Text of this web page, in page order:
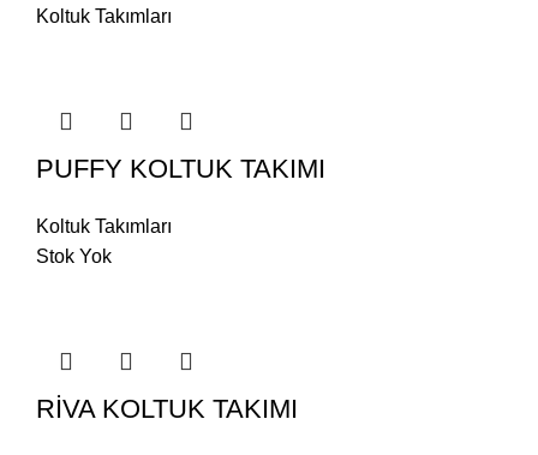
Koltuk Takımları
PUFFY KOLTUK TAKIMI
Koltuk Takımları
Stok Yok
RİVA KOLTUK TAKIMI